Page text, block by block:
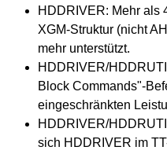
HDDRIVER: Mehr als
XGM-Struktur (nicht
mehr unterstützt.
HDDRIVER/
Block Commands"-
eingeschränkten
HDDRIVER/
sich HDDRIVER im